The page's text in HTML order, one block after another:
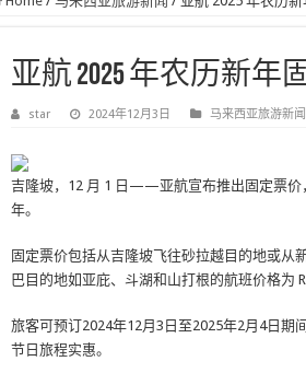
亚航 2025 年农历新年
star 2024年12月3日 马来西亚旅游新闻
吉隆坡，12 月 1 日——亚航宣布推出固定票价
年。
固定票价包括从吉隆坡飞往砂拉越目的地或从
巴目的地如亚庇、斗湖和山打根的航班价格为
旅客可预订2024年12月3日至2025年2月4日期
节日旅程实惠。